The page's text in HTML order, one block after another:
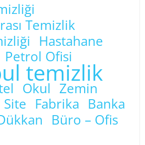
Temizlik
Hastahane
Petrol Ofisi
temizlik
Okul Zemin
Site Fabrika Banka
Büro – Ofis